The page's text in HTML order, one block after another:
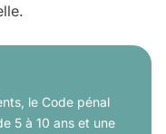
le Code pénal
5 à 10 ans et une